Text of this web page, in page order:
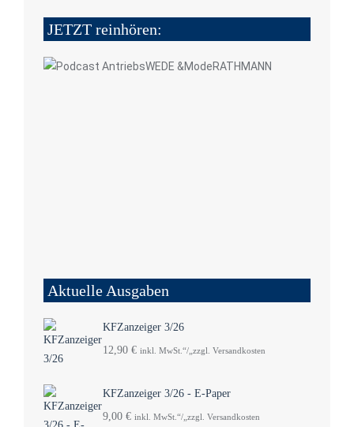
JETZT reinhören:
Aktuelle Ausgaben
KFZanzeiger 3/26
12,90 € inkl. MwSt.“/„zzgl. Versandkosten
KFZanzeiger 3/26 - E-Paper
9,00 € inkl. MwSt.“/„zzgl. Versandkosten